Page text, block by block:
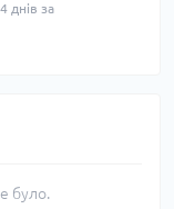
днів за
було.